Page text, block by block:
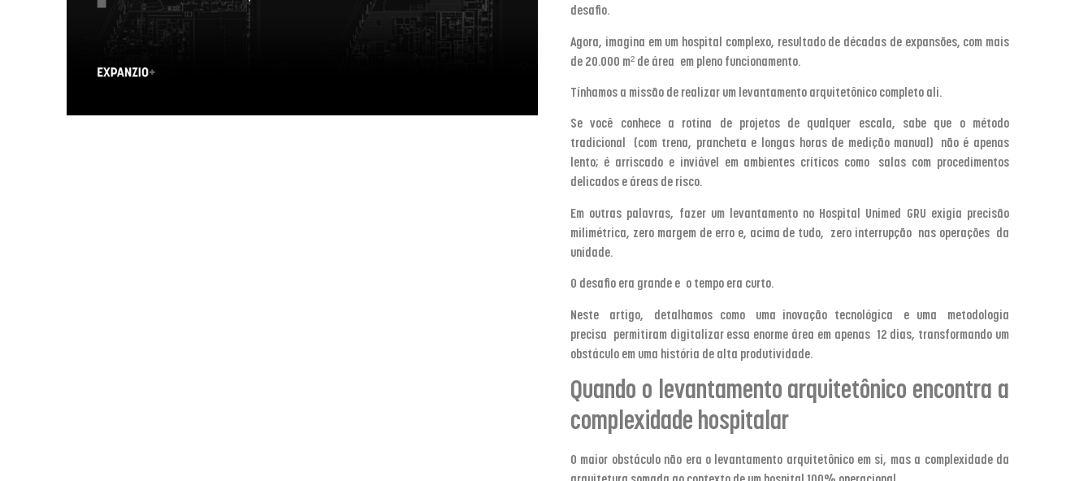
desafio.
Agora, imagina em um hospital complexo, resultado de décadas de expansões, com mais
de 20.000 m² de área em pleno funcionamento.
Tínhamos a missão de realizar um levantamento arquitetônico completo ali.
Se você conhece a rotina de projetos de qualquer escala, sabe que o método
tradicional (com trena, prancheta e longas horas de medição manual) não é apenas
lento; é arriscado e inviável em ambientes críticos como salas com procedimentos
delicados e áreas de risco.
Em outras palavras, fazer um levantamento no Hospital Unimed GRU exigia precisão
milimétrica, zero margem de erro e, acima de tudo, zero interrupção nas operações da
unidade.
O desafio era grande e o tempo era curto.
Neste artigo, detalhamos como uma inovação tecnológica e uma metodologia
precisa permitiram digitalizar essa enorme área em apenas 12 dias, transformando um
obstáculo em uma história de alta produtividade.
Quando o levantamento arquitetônico encontra a
complexidade hospitalar
O maior obstáculo não era o levantamento arquitetônico em si, mas a complexidade da